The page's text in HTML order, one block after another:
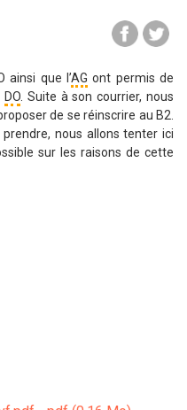
ainsi que l’AG ont permis de
DO . Suite à son courrier, nous
de se réinscrire au B2.
nous allons tenter ici
sur les raisons de cette